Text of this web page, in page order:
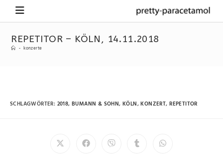
REPETITOR – KÖLN, 14.11.2018
- konzerte
SCHLAGWÖRTER: 2018, BUMANN & SOHN, KÖLN,KONZERT, REPETITOR